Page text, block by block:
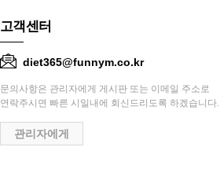
고객센터
diet365@funnym.co.kr
문의사항은 관리자에게 게시판 또는 이메일 주소로
연락주시면 빠른 시일내에 회신드리도록 하겠습니다.
관리자에게